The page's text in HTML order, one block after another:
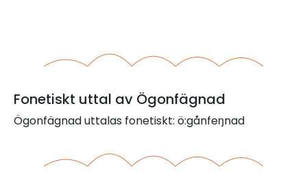
Fonetiskt uttal av Ögonfägnad
Ögonfägnad uttalas fonetiskt: ö:gånfeŋnad